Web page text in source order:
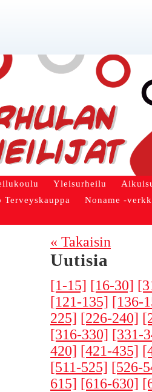
Yleisurheilu
Terveyskauppa
Noname -
« Takaisin
Uutisia
[1-15] [16-30]
[121-135] [136-
225] [226-240]
[316-330] [331-
420] [421-435]
[511-525] [526-
615] [616-630]